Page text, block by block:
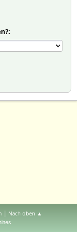
| Nach oben ▲